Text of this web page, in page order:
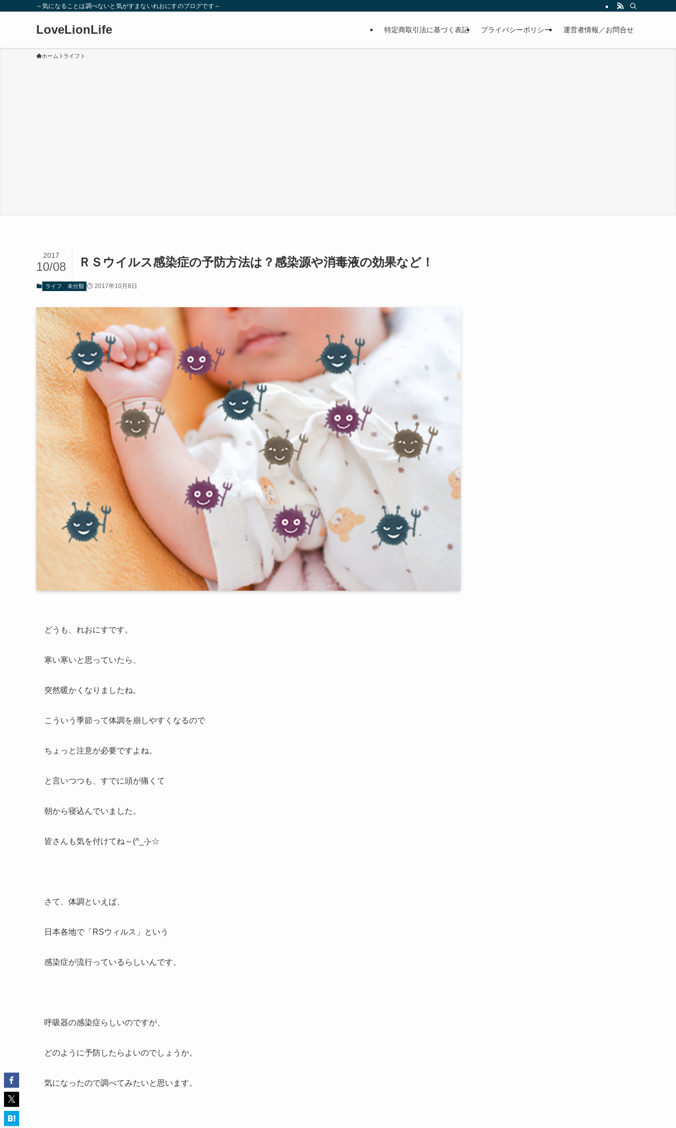
～気になることは調べないと気がすまないれおにすのブログです～
LoveLionLife 特定商取引法に基づく表記 プライバシーポリシー 運営者情報／お問合せ
ホーム ライフ
ＲＳウイルス感染症の予防方法は？感染源や消毒液の効果など！
2017
10/08
ライフ 未分類 2017年10月8日
どうも、れおにすです。
寒い寒いと思っていたら、
突然暖かくなりましたね。
こういう季節って体調を崩しやすくなるので
ちょっと注意が必要ですよね。
と言いつつも、すでに頭が痛くて
朝から寝込んでいました。
皆さんも気を付けてね～(^_-)-☆
さて、体調といえば、
日本各地で「RSウィルス」という
感染症が流行っているらしいんです。
呼吸器の感染症らしいのですが、
どのように予防したらよいのでしょうか。
気になったので調べてみたいと思います。